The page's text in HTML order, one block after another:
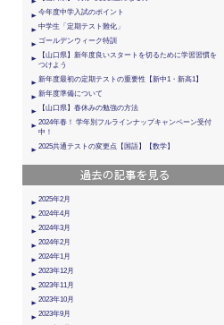
今年度中学入試のポイント
中学生「定期テスト難化」
ゴールデンウィーク特訓
【山口県】新年度良いスタートを切るために学習習慣を
つけよう
新年度最初の定期テストの重要性【新中1・新高1】
新年度準備について
【山口県】春休みの勉強の方法
2024年春！ 学年別フルラインナップキャンペーン受付
中！
2025共通テストの変更点【国語】【数学】
2025年2月
2024年4月
2024年3月
2024年2月
2024年1月
2023年12月
2023年11月
2023年10月
2023年9月